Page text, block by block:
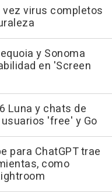
vez virus completos
y Sonoma
en 'Screen
Luna y chats de
'free' y Go
para ChatGPT trae
como